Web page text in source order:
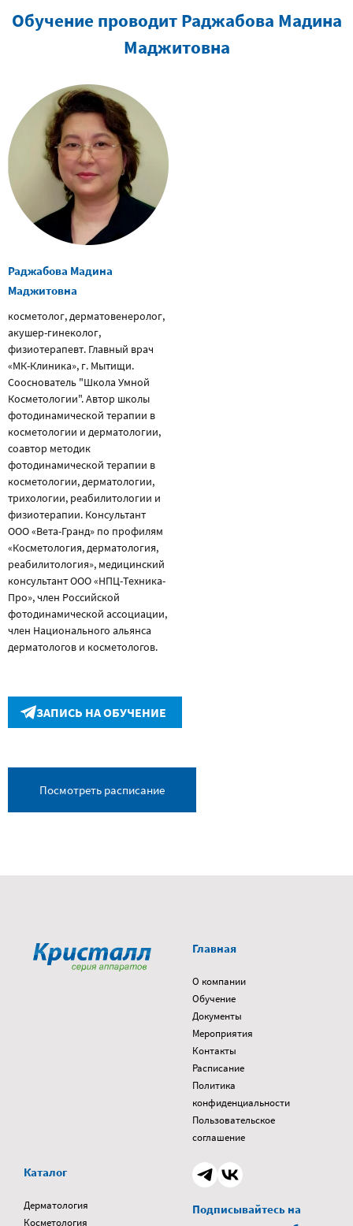
Обучение проводит Раджабова Мадина
Маджитовна
Раджабова Мадина
Маджитовна
косметолог, дерматовенеролог,
акушер-гинеколог,
физиотерапевт. Главный врач
«МК-Клиника», г. Мытищи.
Сооснователь "Школа Умной
Косметологии". Автор школы
фотодинамической терапии в
косметологии и дерматологии,
соавтор методик
фотодинамической терапии в
косметологии, дерматологии,
трихологии, реабилитологии и
физиотерапии. Консультант
ООО «Вета-Гранд» по профилям
«Косметология, дерматология,
реабилитология», медицинский
консультант ООО «НПЦ-Техника-
Про», член Российской
фотодинамической ассоциации,
член Национального альянса
дерматологов и косметологов.
ЗАПИСЬ НА ОБУЧЕНИЕ
Посмотреть расписание
Главная
О компании
Обучение
Документы
Мероприятия
Контакты
Расписание
Политика
конфиденциальности
Пользовательское
соглашение
Каталог
Дерматология
Косметология
Подписывайтесь на